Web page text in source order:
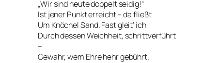
„Wir sind heute doppelt seidig!“
Ist jener Punkt erreicht – da fließt
Um Knöchel Sand. Fast gleit‘ ich
Durch dessen Weichheit, schrittverführt
–
Gewahr, wem Ehre hehr gebührt.